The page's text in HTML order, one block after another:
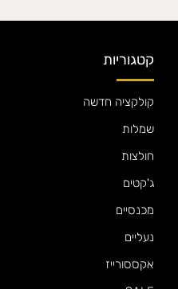
קטגוריות
קולקציה חדשה
שמלות
חולצות
ג'קטים
מכנסיים
נעליים
אקססורייז